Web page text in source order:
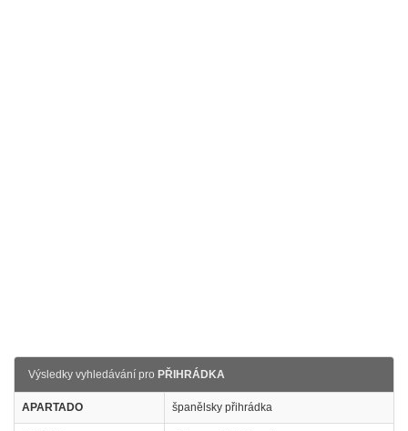
Výsledky vyhledávání pro PŘIHRÁDKA
APARTADO španělsky přihrádka